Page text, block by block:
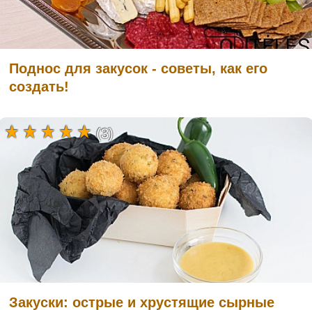
Поднос для закусок - советы, как его
создать!
Закуски: острые и хрустящие сырные
(3)